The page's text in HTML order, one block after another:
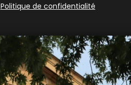
Politique de confidentialité